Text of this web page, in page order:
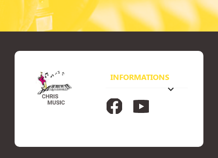
INFORMATIONS
keyboard_arrow_down
FacebookYouTube